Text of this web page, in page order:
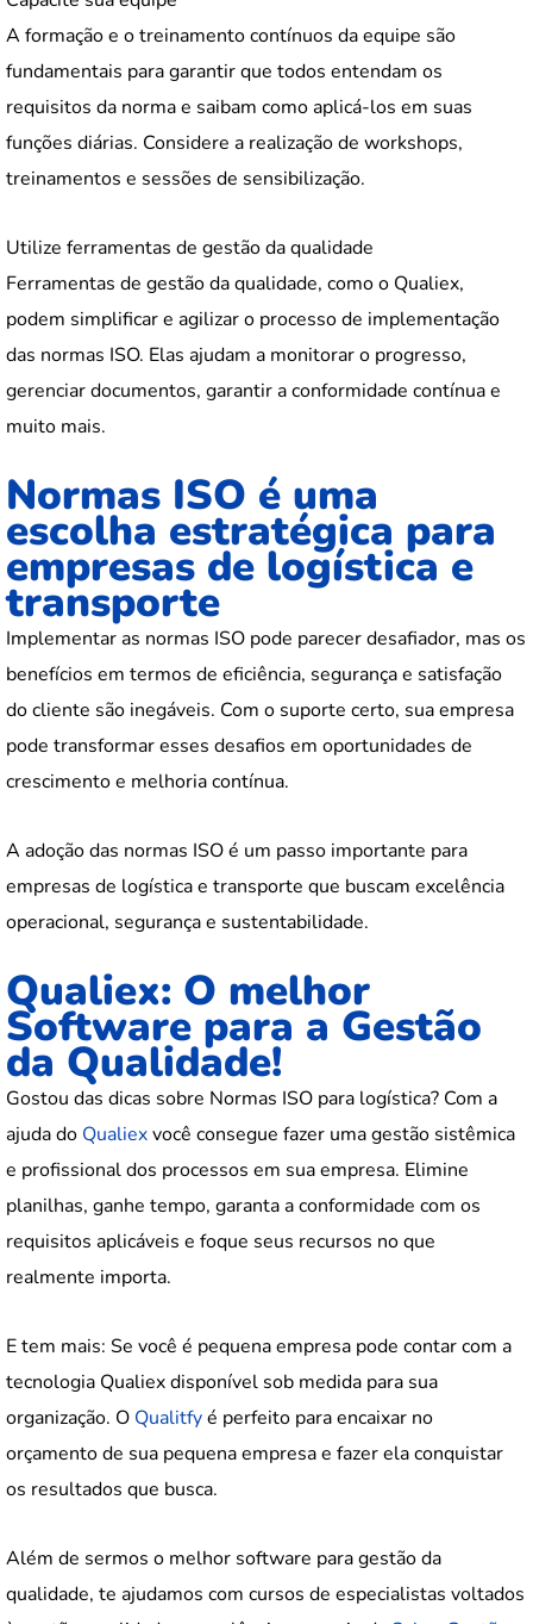
A formação e o treinamento contínuos da equipe são
fundamentais para garantir que todos entendam os
requisitos da norma e saibam como aplicá-los em suas
funções diárias. Considere a realização de workshops,
treinamentos e sessões de sensibilização.
Utilize ferramentas de gestão da qualidade
Ferramentas de gestão da qualidade, como o Qualiex,
podem simplificar e agilizar o processo de implementação
das normas ISO. Elas ajudam a monitorar o progresso,
gerenciar documentos, garantir a conformidade contínua e
muito mais.
Normas ISO é uma
escolha estratégica para
empresas de logística e
transporte
Implementar as normas ISO pode parecer desafiador, mas os
benefícios em termos de eficiência, segurança e satisfação
do cliente são inegáveis. Com o suporte certo, sua empresa
pode transformar esses desafios em oportunidades de
crescimento e melhoria contínua.
A adoção das normas ISO é um passo importante para
empresas de logística e transporte que buscam excelência
operacional, segurança e sustentabilidade.
Qualiex: O melhor
Software para a Gestão
da Qualidade!
Gostou das dicas sobre Normas ISO para logística? Com a
ajuda do Qualiexvocê consegue fazer uma gestão sistêmica
e profissional dos processos em sua empresa. Elimine
planilhas, ganhe tempo, garanta a conformidade com os
requisitos aplicáveis e foque seus recursos no que
realmente importa.
E tem mais: Se você é pequena empresa pode contar com a
tecnologia Qualiex disponível sob medida para sua
organização. O Qualitfyé perfeito para encaixar no
orçamento de sua pequena empresa e fazer ela conquistar
os resultados que busca.
Além de sermos o melhor software para gestão da
qualidade, te ajudamos com cursos de especialistas voltados